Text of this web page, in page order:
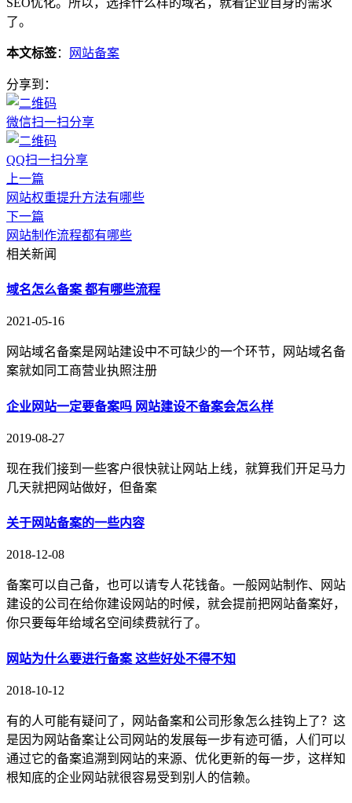
了。
本文标签： 网站备案
分享到：
微信扫一扫分享
QQ扫一扫分享
上一篇
网站权重提升方法有哪些
下一篇
网站制作流程都有哪些
相关新闻
域名怎么备案 都有哪些流程
2021-05-16
网站域名备案是网站建设中不可缺少的一个环节，网站域名备
案就如同工商营业执照注册
企业网站一定要备案吗 网站建设不备案会怎么样
2019-08-27
现在我们接到一些客户很快就让网站上线，就算我们开足马力
几天就把网站做好，但备案
关于网站备案的一些内容
2018-12-08
备案可以自己备，也可以请专人花钱备。一般网站制作、网站
建设的公司在给你建设网站的时候，就会提前把网站备案好，
你只要每年给域名空间续费就行了。
网站为什么要进行备案 这些好处不得不知
2018-10-12
有的人可能有疑问了，网站备案和公司形象怎么挂钩上了？这
是因为网站备案让公司网站的发展每一步有迹可循，人们可以
通过它的备案追溯到网站的来源、优化更新的每一步，这样知
根知底的企业网站就很容易受到别人的信赖。